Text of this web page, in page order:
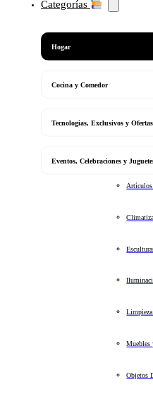
Categorías
Hogar
Cocina y Comedor
Tecnologias, Exclusivos y Ofertas
Eventos, Celebraciones y
Artículos
Muebles
Objetos